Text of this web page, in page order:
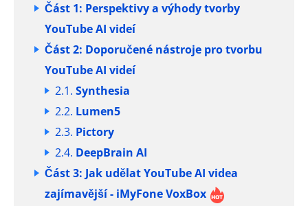
Část 1: Perspektivy a výhody tvorby
YouTube AI videí
Část 2: Doporučené nástroje pro tvorbu
YouTube AI videí
2.1. Synthesia
2.2. Lumen5
2.3. Pictory
2.4. DeepBrain AI
Část 3: Jak udělat YouTube AI videa
zajímavější - iMyFone VoxBox